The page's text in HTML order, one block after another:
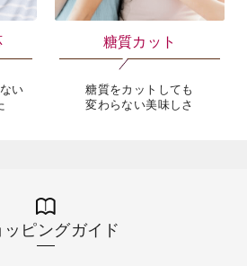
い
糖質カット
糖質をカットしても
変わらない美味しさ
ッピングガイド